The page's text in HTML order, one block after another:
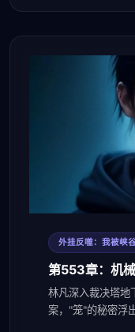
外挂反噬：我被峡
第553章：机
林凡深入裁决塔地
案，"笼"的秘密浮